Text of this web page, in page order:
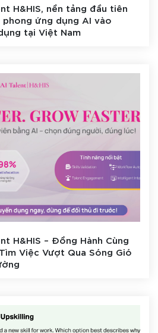
H&HIS, nền tảng đầu tiên
ứng dụng AI vào
tại Việt Nam
H&HIS – Đồng Hành Cùng
Việc Vượt Qua Sóng Gió